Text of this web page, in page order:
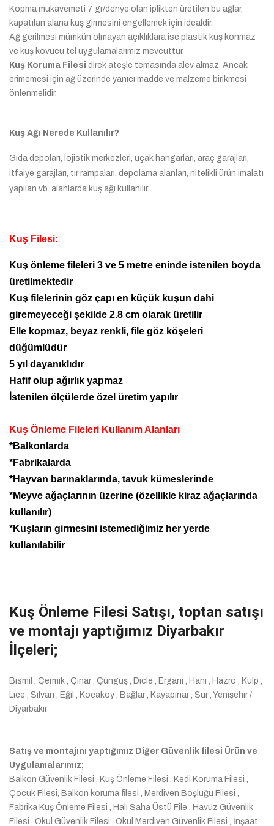
Kopma mukavemeti 7 gr/denye olan iplikten üretilen bu ağlar,
kapatılan alana kuş girmesini engellemek için idealdir.
Ağ gerilmesi mümkün olmayan açıklıklara ise plastik kuş konmaz
ve kuş kovucu tel uygulamalarımız mevcuttur.
Kuş Koruma Filesi direk ateşle temasında alev almaz. Ancak
erimemesi için ağ üzerinde yanıcı madde ve malzeme birikmesi
önlenmelidir.
Kuş Ağı Nerede Kullanılır?
Gıda depoları, lojistik merkezleri, uçak hangarları, araç garajları,
itfaiye garajları, tır rampaları, depolama alanları, nitelikli ürün imalatı
yapılan vb. alanlarda kuş ağı kullanılır.
Kuş Filesi:
Kuş önleme fileleri 3 ve 5 metre eninde istenilen boyda
üretilmektedir
Kuş filelerinin göz çapı en küçük kuşun dahi
giremeyeceği şekilde 2.8 cm olarak üretilir
Elle kopmaz, beyaz renkli, file göz köşeleri
düğümlüdür
5 yıl dayanıklıdır
Hafif olup ağırlık yapmaz
İstenilen ölçülerde özel üretim yapılır
Kuş Önleme Fileleri Kullanım Alanları
*Balkonlarda
*Fabrikalarda
*Hayvan barınaklarında, tavuk kümeslerinde
*Meyve ağaçlarının üzerine (özellikle kiraz ağaçlarında
kullanılır)
*Kuşların girmesini istemediğimiz her yerde
kullanılabilir
Kuş Önleme Filesi Satışı, toptan satışı
ve montajı yaptığımız Diyarbakır
İlçeleri;
Bismil , Çermik , Çınar , Çüngüş , Dicle , Ergani , Hani , Hazro , Kulp ,
Lice , Silvan , Eğil , Kocaköy , Bağlar , Kayapınar , Sur , Yenişehir /
Diyarbakır
Satış ve montajını yaptığımız Diğer Güvenlik filesi Ürün ve
Uygulamalarımız;
Balkon Güvenlik Filesi , Kuş Önleme Filesi , Kedi Koruma Filesi ,
Çocuk Filesi, Balkon koruma filesi , Merdiven Boşluğu Filesi ,
Fabrika Kuş Önleme Filesi , Halı Saha Üstü File , Havuz Güvenlik
Filesi , Okul Güvenlik Filesi , Okul Merdiven Güvenlik Filesi , İnşaat